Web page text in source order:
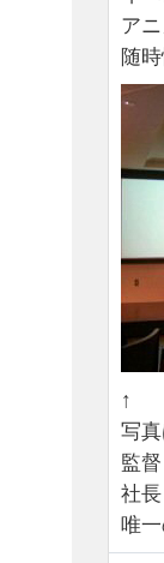
ア
随
↑
写
監
社
唯